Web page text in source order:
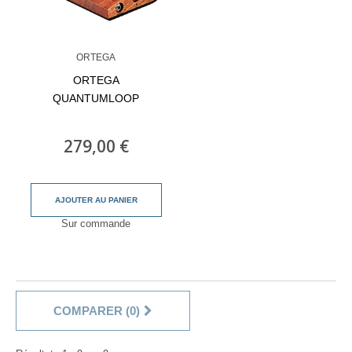
ORTEGA
ORTEGA
QUANTUMLOOP
279,00 €
AJOUTER AU PANIER
Sur commande
COMPARER (0)